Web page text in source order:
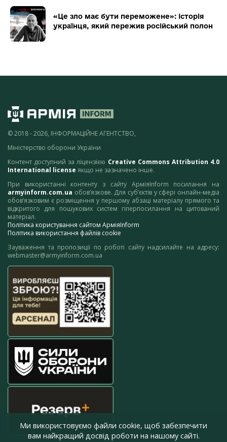
«Це зло має бути переможене»: історія
українця, який пережив російський полон
© 2018 - 2026, ІНФОРМАЦІЙНЕ АГЕНТСТВО,
Міністерство оборони України
Контент доступний за ліцензією Creative Commons Attribution 4.0
International license якщо не зазначено інше.
При використанні контенту з сайту АрміяInform посилання на
armyinform.com.ua обов’язкове. Для суб’єктів у сфері онлайн-медіа
обов’язковим є розміщення у першому абзаці матеріалу прямого та
відкритого для пошукових систем гіперпосилання на цитований
матеріал.
Політика користування сайтом АрміяInform
Політика використання файлів cookie
Зауваження та пропозиції по роботі сайту надсилайте на адресу:
webmaster@armyinform.com.ua
Ми використовуємо файли cookie, щоб забезпечити
вам найкращий досвід роботи на нашому сайті.